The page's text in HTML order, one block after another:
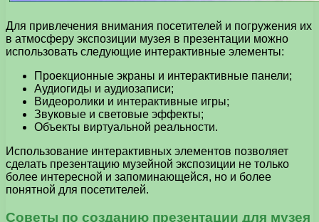
Для привлечения внимания посетителей и погружения их
в атмосферу экспозиции музея в презентации можно
использовать следующие интерактивные элементы:
Проекционные экраны и интерактивные панели;
Аудиогиды и аудиозаписи;
Видеоролики и интерактивные игры;
Звуковые и световые эффекты;
Объекты виртуальной реальности.
Использование интерактивных элементов позволяет
сделать презентацию музейной экспозиции не только
более интересной и запоминающейся, но и более
понятной для посетителей.
Советы по созданию презентации для музея